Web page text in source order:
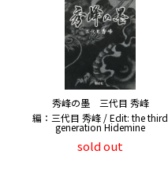
秀峰の墨 三代目 秀峰
編：三代目 秀峰 / Edit: the third
generation Hidemine
sold out